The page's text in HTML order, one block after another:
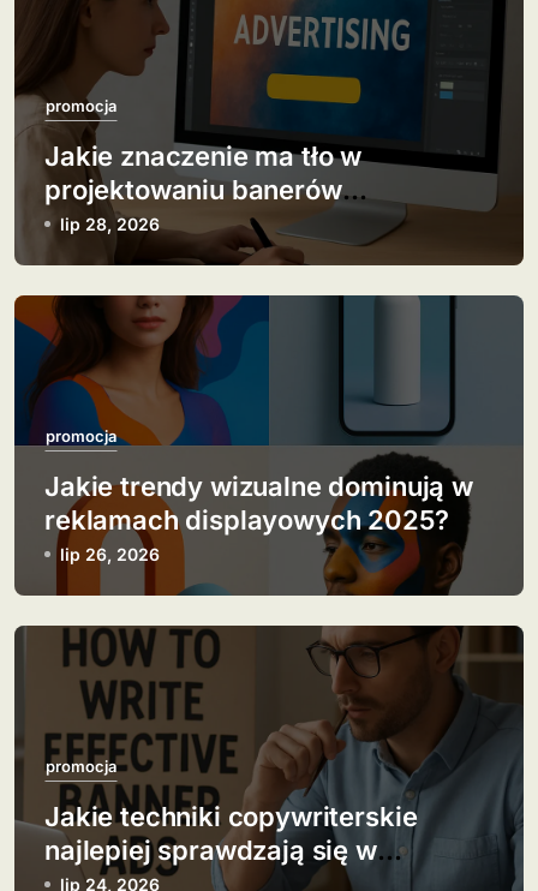
j
p
i
u
promocja
Jakie znaczenie ma tło w
projektowaniu banerów
reklamowych?
lip 28, 2026
promocja
Jakie trendy wizualne dominują w
reklamach displayowych 2025?
lip 26, 2026
promocja
Jakie techniki copywriterskie
najlepiej sprawdzają się w
banerach?
lip 24, 2026